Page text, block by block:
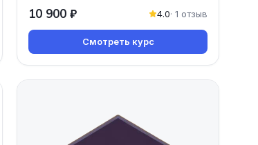
ориентированну
10 900 ₽ 4.0· 1 отзыв
Смотреть курс